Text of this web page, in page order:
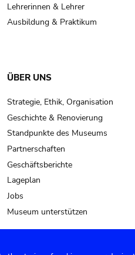
Lehrerinnen & Lehrer
Ausbildung & Praktikum
ÜBER UNS
Strategie, Ethik, Organisation
Geschichte & Renovierung
Standpunkte des Museums
Partnerschaften
Geschäftsberichte
Lageplan
Jobs
Museum unterstützen